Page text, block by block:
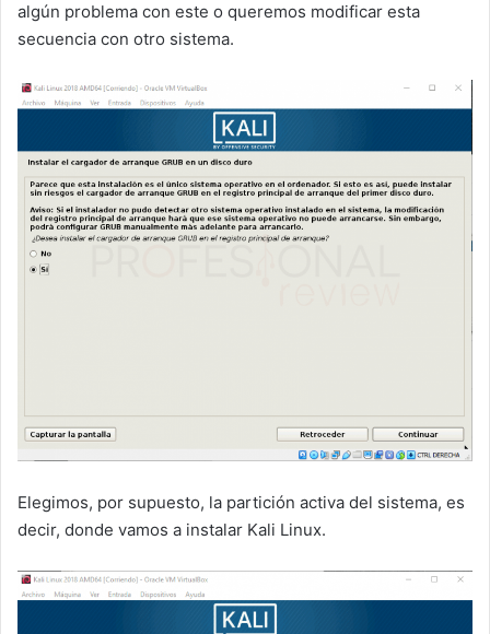
algún problema con este o queremos modificar esta
secuencia con otro sistema.
Elegimos, por supuesto, la partición activa del sistema, es
decir, donde vamos a instalar Kali Linux.